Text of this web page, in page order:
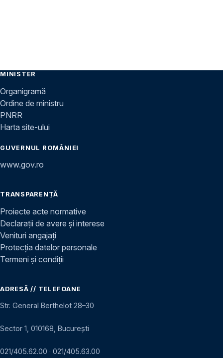
MINISTER
Organigramă
Ordine de ministru
PNRR
Harta site-ului
GUVERNUL ROMÂNIEI
www.gov.ro
TRANSPARENȚĂ
Proiecte acte normative
Declarații de avere și interese
Venituri angajați
Protecția datelor personale
Termeni și condiții
ADRESĂ // TELEFOANE
Str. General Berthelot 28–30
Sector 1, 010168, București
021/405.62.00 · 021/405.63.00